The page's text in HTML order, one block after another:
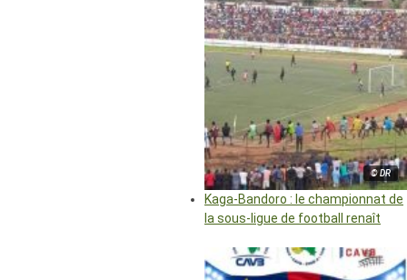
© DR
Kaga-Bandoro : le championnat de
la sous-ligue de football renaît